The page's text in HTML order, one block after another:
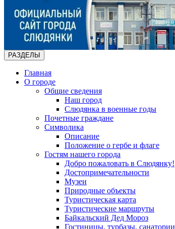
РАЗДЕЛЫ
Главная
О городе
Общие сведения
Наш город
Слюдянка в военные годы
Почетные граждане
Символика
Описание
Положение о гербе и флаге
Гостям нашего города
Добро пожаловать в Слюдянку!
Достопримечательности
Музеи
Природные объекты
Туристическая карта
Туристические маршруты
Байкальский Дед Мороз
Гостиницы, турбазы, санатории